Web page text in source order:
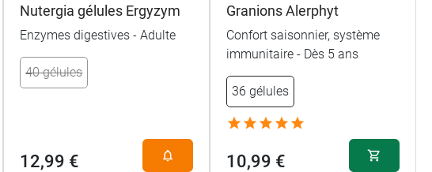
Nutergia gélules Ergyzym
Enzymes digestives - Adulte
40 gélules
12,99 €
Granions Alerphyt
Confort saisonnier, système
immunitaire - Dès 5 ans
36 gélules
10,99 €